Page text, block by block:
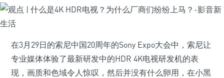
在3月29日的索尼中国20周年的Sony Expo大会中，索尼让
专业媒体体验了最新研发中的HDR 4K电视研发机的表
现，画质和色域令人惊叹，然后并没有什么卵用，在小黑